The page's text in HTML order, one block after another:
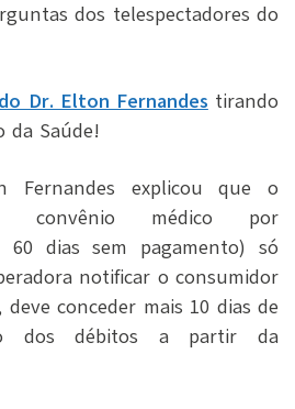
dos telespectadores do
Dr. Elton Fernandes tirando
da Saúde!
Fernandes explicou que o
convênio médico por
60 dias sem pagamento) só
notificar o consumidor
conceder mais 10 dias de
dos débitos a partir da